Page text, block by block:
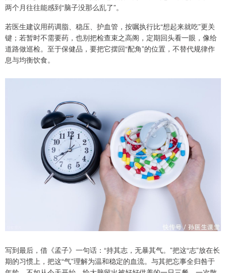
两个月往往能感到“脑子没那么乱了”。
若医生建议用药调脂、稳压、护血管，按嘱执行比“想起来就吃”更关
键；若暂时不需要药，也别把检查束之高阁，定期回头看一眼，像给
道路做巡检。至于保健品，要把它摆回“配角”的位置，不替代规律作
息与均衡饮食。
写到最后，借《孟子》一句话：“持其志，无暴其气。”把这“志”放在长
期的习惯上，把这“气”理解为温和稳定的血流。与其把忘事全归咎于